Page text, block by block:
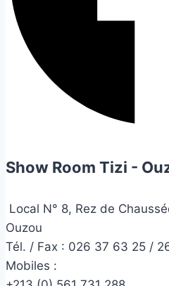
Show Room Tizi -
Local N° 8, Rez de
Ouzou
Tél. / Fax : 026 37 63 25 /
Mobiles :